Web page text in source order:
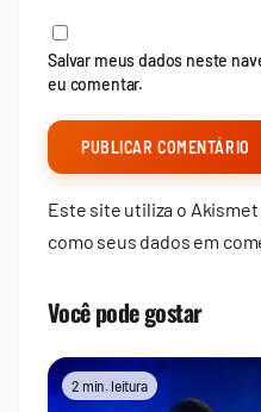
Salvar meus dados neste
eu comentar.
Este site utiliza o
como seus dados em
Você pode gostar
2 min. leitura